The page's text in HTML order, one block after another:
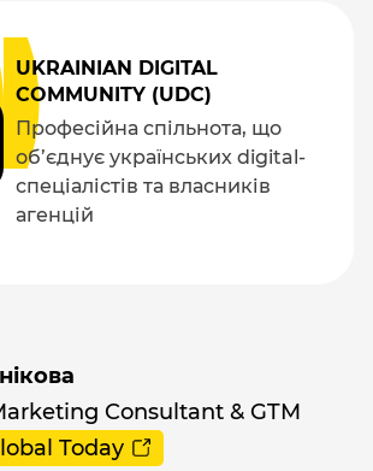
UKRAINIAN DIGITAL
COMMUNITY (UDC)
Професійна спільнота, що
об’єднує українських digital-
спеціалістів та власників
агенцій
Consultant & GTM
Today